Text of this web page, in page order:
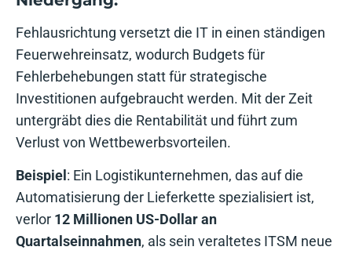
Fehlausrichtung versetzt die IT in einen ständigen
Feuerwehreinsatz, wodurch Budgets für
Fehlerbehebungen statt für strategische
Investitionen aufgebraucht werden. Mit der Zeit
untergräbt dies die Rentabilität und führt zum
Verlust von Wettbewerbsvorteilen.
Beispiel : Ein Logistikunternehmen, das auf die
Automatisierung der Lieferkette spezialisiert ist,
verlor 12 Millionen US-Dollar an
Quartalseinnahmen, als sein veraltetes ITSM neue